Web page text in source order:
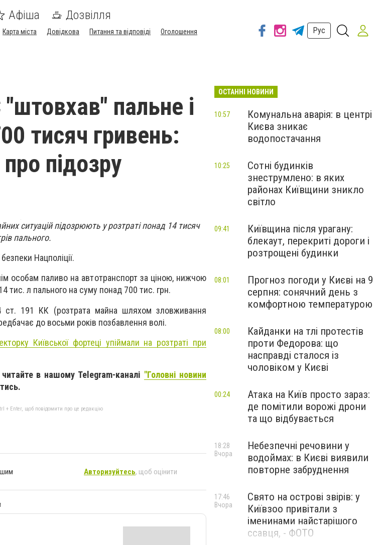
Афіша Дозвілля
Карта міста Довідкова Питання та відповіді
Оголошення
Рус
пальне і
тисяч гривень:
підозру
ситуацій підозрюють у розтраті понад 14 тисяч
пального.
Нацполіції.
особам паливо на автотранспорт за ціною, нижчою
тис. л пального на суму понад 700 тис. грн.
ст. 191 КК (розтрата майна шляхом зловживання
до восьми років позбавлення волі.
Київської фортеці упіймали на розтраті при
в нашому Telegram-каналі "Головні новини
+ Enter, щоб повідомити про це редакцію
Авторизуйтесь, щоб оцінити
ОСТАННІ НОВИНИ
Комунальна аварія: в центрі
Києва зникає
водопостачання
10:57
Сотні будинків
знеструмлено: в яких
районах Київщини зникло
світло
10:25
Київщина після урагану:
блекаут, перекриті дороги і
розтрощені будинки
09:41
Прогноз погоди у Києві на 9
серпня: сонячний день з
комфортною температурою
08:01
Кайданки на тлі протестів
проти Федорова: що
насправді сталося із
чоловіком у Києві
08:00
Атака на Київ просто зараз:
де помітили ворожі дрони
та що відбувається
00:24
Небезпечні речовини у
водоймах: в Києві виявили
повторне забруднення
18:28
Вчора
Свято на острові звірів: у
Київзоо привітали з
іменинами найстарішого
ссавця, - ФОТО
17:46
Вчора